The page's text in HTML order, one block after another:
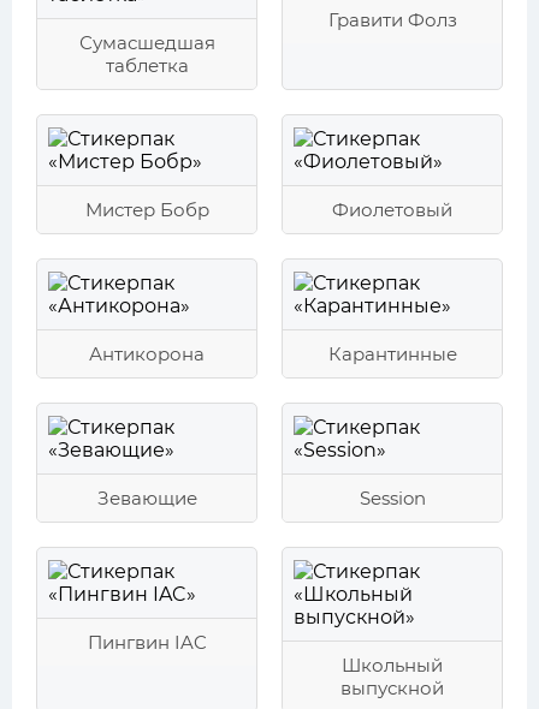
Сумасшедшая
таблетка
Гравити Фолз
Мистер Бобр Фиолетовый
Антикорона Карантинные
Зевающие Session
Пингвин IAC
Школьный
выпускной